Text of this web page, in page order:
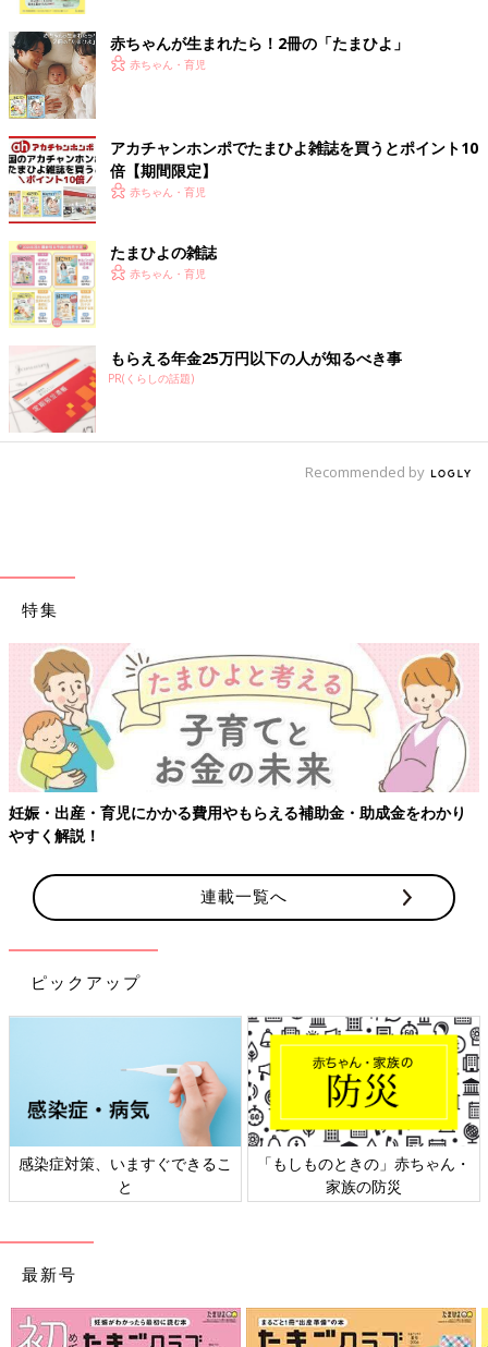
私が息子を強くしかったときも、沙紀が『お兄ちゃんは、ちゃー
ちゃん（沙紀ちゃんのこと）の自慢のお兄ちゃんだよ！ お兄ち
ゃんは虹色のバラを咲かせられるよ！ 大丈夫だよ』と息子をな
ぐさめているんです。
『虹色のバラなんて言葉どこから出てきたんだろう？ 虹色のバ
ラって何だろう？』と思って調べてみたら、花言葉が”無限の可
能性”なんです。どこで覚えてきたのかはわかりませんが、そう
いうことをさらっと言う子なんです」（理絵さん）
かかりつけの小児科で「風邪」と診断されたけど、
なぜか不安に
外遊びが大好きで活発な沙紀ちゃん。
理絵さんが沙紀ちゃんの様子に違和感を感じ始めたのは、4歳の
秋です。
「最初は、転びやすくなった？ 少し太ってきたかな？と思った
気がなく、『頭が痛い』と言うこともあり、かかりつけの小児科
を受診しました。小児科では『風邪』と診断されました。でも、
『本当に風邪かな？』と気になって不安がぬぐえませんでした。
そのうちコップを持ったりすると右手がプルプルと小きざみに震
えるようになりました。運動後に、異常に汗をかくのも気になっ
て『大きな病院で診てもらったほうがいいかも･･･』と考えてい
た矢先、朝方、繰り返し嘔吐をしたんです。
看護師の仕事をしていたこともあり『もしかしたら脳の病気かも
しれない。すぐにCT検査ができる病院に行ったほうがいい』と
思い、家から近い大きな病院に電話をしました。『すぐに来てく
ださい』と言われて、夫に車で病院に連れて行ってもらいまし
た。『脳の病気？』と疑いながらも思い過ごしかもしれないた
赤ちゃんが生まれたら！2冊の「たまひよ」
赤ちゃん・育児
アカチャンホンポでたまひよ雑誌を買うとポイント10
倍【期間限定】
赤ちゃん・育児
たまひよの雑誌
赤ちゃん・育児
もらえる年金25万円以下の人が知るべき事
PR(くらしの話題)
Recommended by
特集
妊娠・出産・育児にかかる費用やもらえる補助金・助成金をわかり
やすく解説！
連載一覧へ
ピックアップ
感染症対策、いますぐできるこ
と
「もしものときの」赤ちゃん・
家族の防災
最新号